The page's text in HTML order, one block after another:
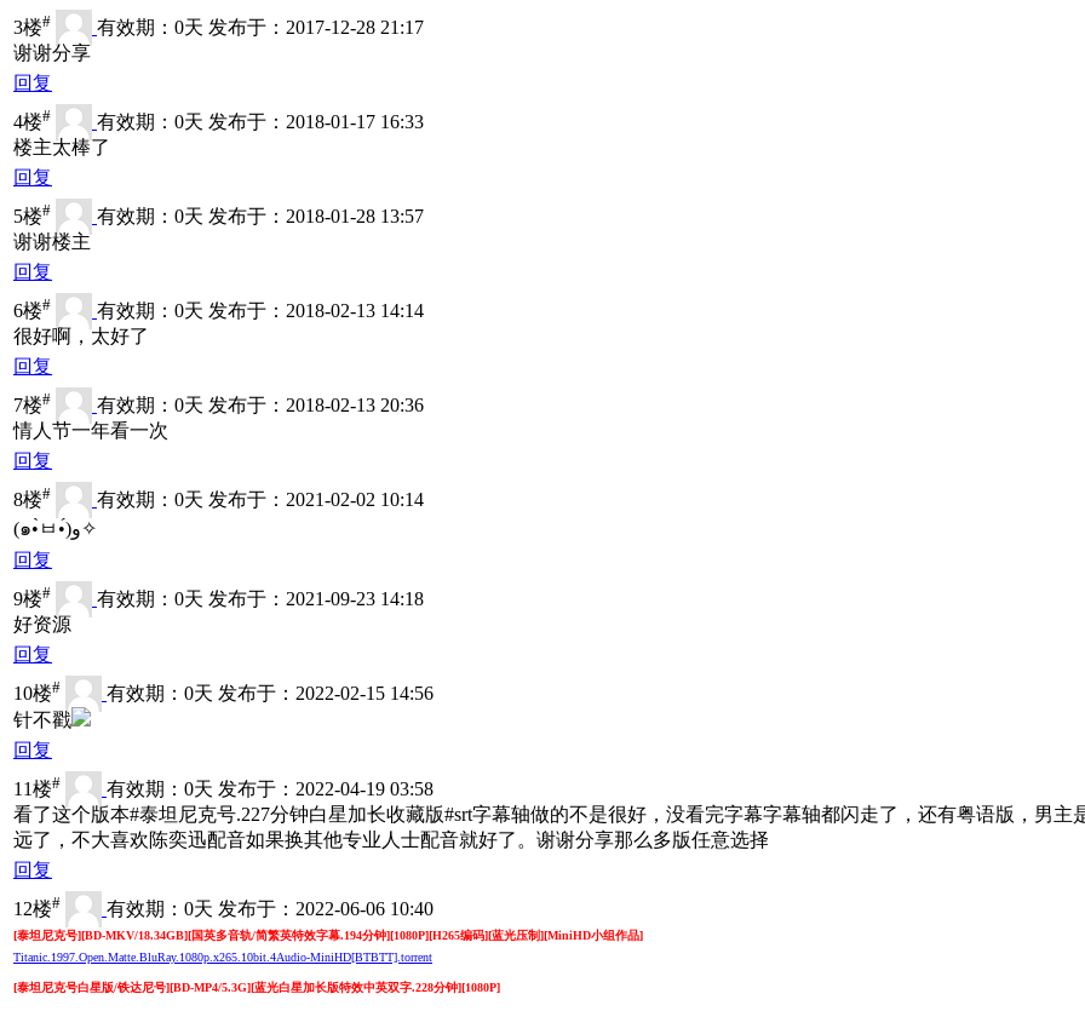
3楼#
有效期：0天 发布于：2017-12-28 21:17
谢谢分享
回复
4楼#
有效期：0天 发布于：2018-01-17 16:33
楼主太棒了
回复
5楼#
有效期：0天 发布于：2018-01-28 13:57
谢谢楼主
回复
6楼#
有效期：0天 发布于：2018-02-13 14:14
很好啊，太好了
回复
7楼#
有效期：0天 发布于：2018-02-13 20:36
情人节一年看一次
回复
8楼#
有效期：0天 发布于：2021-02-02 10:14
(๑•̀ㅂ•́)و✧
回复
9楼#
有效期：0天 发布于：2021-09-23 14:18
好资源
回复
10楼#
有效期：0天 发布于：2022-02-15 14:56
针不戳
回复
11楼#
有效期：0天 发布于：2022-04-19 03:58
看了这个版本#泰坦尼克号.227分钟白星加长收藏版#srt字幕轴做的不是很好，没看完字幕字幕轴都闪走了，还有粤语版，男
远了，不大喜欢陈奕迅配音如果换其他专业人士配音就好了。谢谢分享那么多版任意选择
回复
12楼# 有效期：0天 发布于：2022-06-06 10:40
[泰坦尼克号][BD-MKV/18.34GB][国英多音轨/简繁英特效字幕.194分钟][1080P][H265编码][蓝光压制][MiniHD小组作品]
Titanic.1997.Open.Matte.BluRay.1080p.x265.10bit.4Audio-MiniHD[BTBTT].torrent
[泰坦尼克号白星版/铁达尼号][BD-MP4/5.3G][蓝光白星加长版特效中英双字.228分钟][1080P]